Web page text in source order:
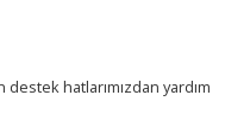
destek hatlarımızdan yardım